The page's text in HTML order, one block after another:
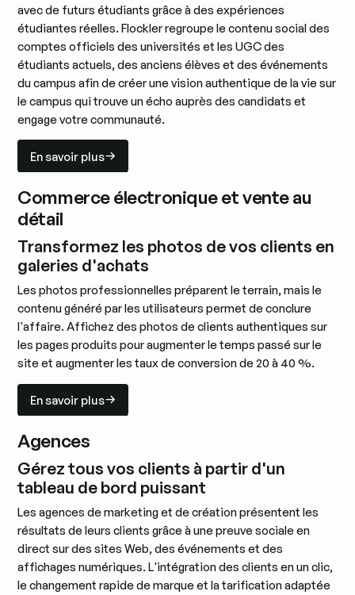
avec de futurs étudiants grâce à des expériences
étudiantes réelles. Flockler regroupe le contenu social des
comptes officiels des universités et les UGC des
étudiants actuels, des anciens élèves et des événements
du campus afin de créer une vision authentique de la vie sur
le campus qui trouve un écho auprès des candidats et
engage votre communauté.
En savoir plus
Commerce électronique et vente au
détail
Transformez les photos de vos clients en
galeries d'achats
Les photos professionnelles préparent le terrain, mais le
contenu généré par les utilisateurs permet de conclure
l'affaire. Affichez des photos de clients authentiques sur
les pages produits pour augmenter le temps passé sur le
site et augmenter les taux de conversion de 20 à 40 %.
En savoir plus
Agences
Gérez tous vos clients à partir d'un
tableau de bord puissant
Les agences de marketing et de création présentent les
résultats de leurs clients grâce à une preuve sociale en
direct sur des sites Web, des événements et des
affichages numériques. L'intégration des clients en un clic,
le changement rapide de marque et la tarification adaptée